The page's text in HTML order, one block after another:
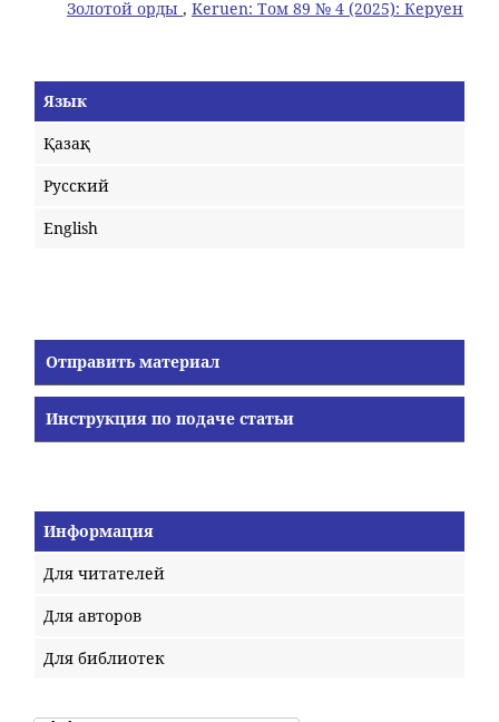
Золотой орды , Keruen: Том 89 № 4 (2025): Керуен
Язык
Қазақ
Русский
English
Отправить материал
Инструкция по подаче статьи
Информация
Для читателей
Для авторов
Для библиотек